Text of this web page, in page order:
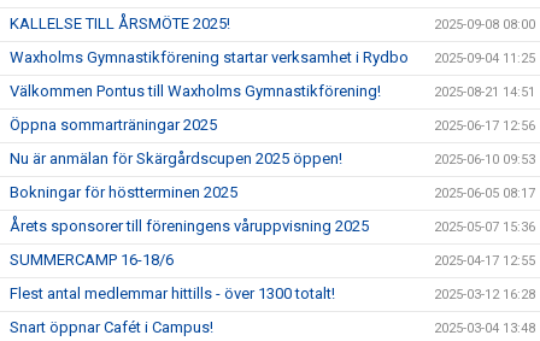
KALLELSE TILL ÅRSMÖTE 2025! 2025-09-08 08:00
Waxholms Gymnastikförening startar verksamhet i Rydbo 2025-09-04 11:25
Välkommen Pontus till Waxholms Gymnastikförening! 2025-08-21 14:51
Öppna sommarträningar 2025 2025-06-17 12:56
Nu är anmälan för Skärgårdscupen 2025 öppen! 2025-06-10 09:53
Bokningar för höstterminen 2025 2025-06-05 08:17
Årets sponsorer till föreningens våruppvisning 2025 2025-05-07 15:36
SUMMERCAMP 16-18/6 2025-04-17 12:55
Flest antal medlemmar hittills - över 1300 totalt! 2025-03-12 16:28
Snart öppnar Cafét i Campus! 2025-03-04 13:48